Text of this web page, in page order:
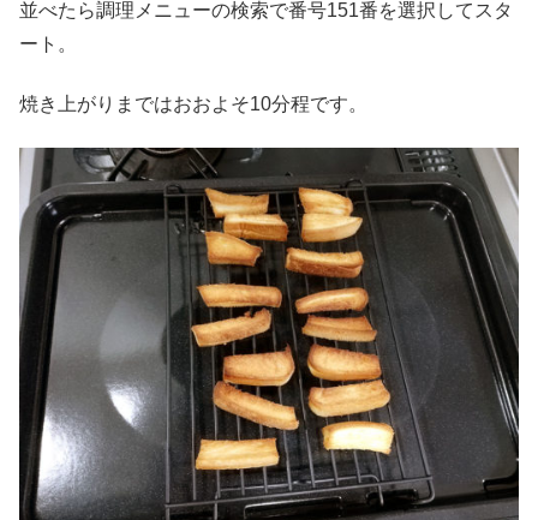
並べたら調理メニューの検索で番号151番を選択してスタ
ート。
焼き上がりまではおおよそ10分程です。